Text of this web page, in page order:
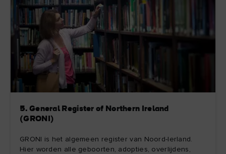
5. General Register of Northern Ireland
(GRONI)
GRONI is het algemeen register van Noord-Ierland.
Hier worden alle geboorten, adopties, overlijdens,